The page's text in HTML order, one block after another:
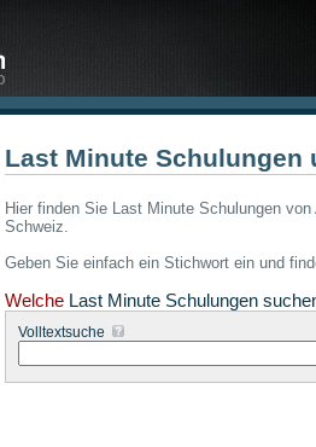
Last Minute Schulungen
Hier finden Sie Last Minute Schulungen
Schweiz.
Geben Sie einfach ein Stichwort ein und
Welche Last Minute Schulungen
Volltextsuche